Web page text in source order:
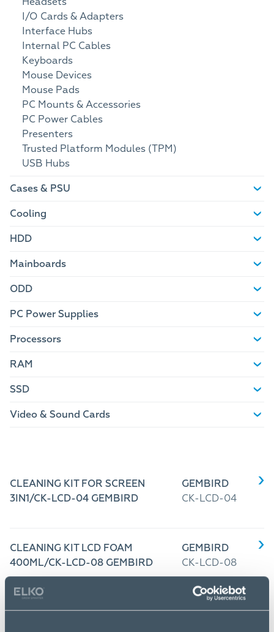
I/O Cards & Adapters
Interface Hubs
Internal PC Cables
Keyboards
Mouse Devices
Mouse Pads
PC Mounts & Accessories
PC Power Cables
Presenters
Trusted Platform Modules (TPM)
USB Hubs
Cases & PSU
Cooling
HDD
Mainboards
ODD
PC Power Supplies
Processors
RAM
SSD
Video & Sound Cards
CLEANING KIT FOR SCREEN
3IN1/CK-LCD-04 GEMBIRD
GEMBIRD
CK-LCD-04
CLEANING KIT LCD FOAM
400ML/CK-LCD-08 GEMBIRD
GEMBIRD
CK-LCD-08
CLEANING KIT UNIVERSAL
GEMBIRD